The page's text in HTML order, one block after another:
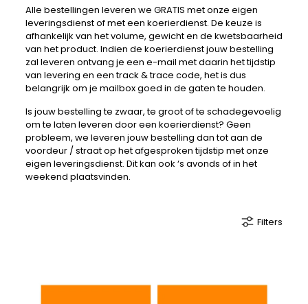
Alle bestellingen leveren we GRATIS met onze eigen
leveringsdienst of met een koerierdienst. De keuze is
afhankelijk van het volume, gewicht en de kwetsbaarheid
van het product. Indien de koerierdienst jouw bestelling
zal leveren ontvang je een e-mail met daarin het tijdstip
van levering en een track & trace code, het is dus
belangrijk om je mailbox goed in de gaten te houden.
Is jouw bestelling te zwaar, te groot of te schadegevoelig
om te laten leveren door een koerierdienst? Geen
probleem, we leveren jouw bestelling dan tot aan de
voordeur / straat op het afgesproken tijdstip met onze
eigen leveringsdienst. Dit kan ook ‘s avonds of in het
weekend plaatsvinden.
Filters